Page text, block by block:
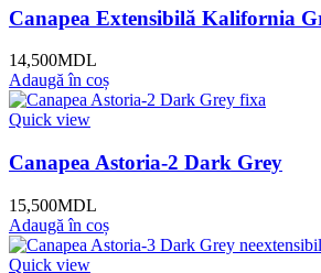
Canapea Extensibilă Kalifornia
14,500MDL
Adaugă în coș
Quick view
Canapea Astoria-2 Dark Grey
15,500MDL
Adaugă în coș
Quick view